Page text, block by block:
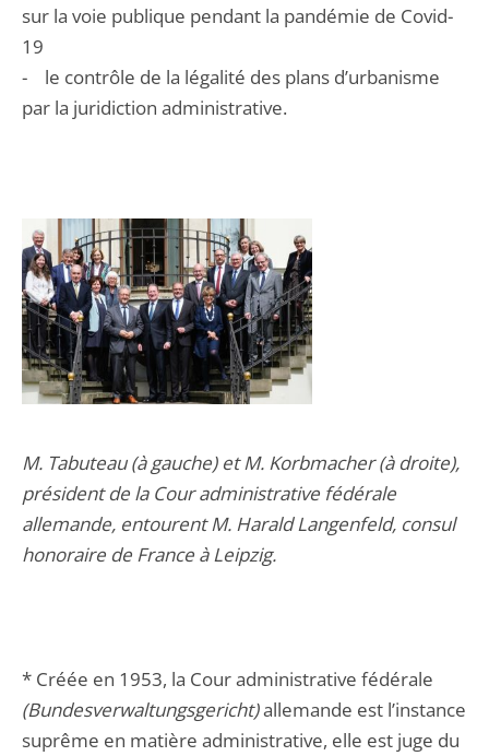
sur la voie publique pendant la pandémie de Covid-
19
- le contrôle de la légalité des plans d’urbanisme
par la juridiction administrative.
M. Tabuteau (à gauche) et M. Korbmacher (à droite),
président de la Cour administrative fédérale
allemande, entourent M. Harald Langenfeld, consul
honoraire de France à Leipzig.
* Créée en 1953, la Cour administrative fédérale
(Bundesverwaltungsgericht)allemande est l’instance
suprême en matière administrative, elle est juge du